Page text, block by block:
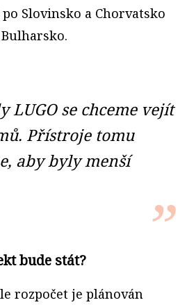
Slovinsko a Chorvatsko
LUGO se chceme vejít
Přístroje tomu
aby byly menší
bude stát?
rozpočet je plánován